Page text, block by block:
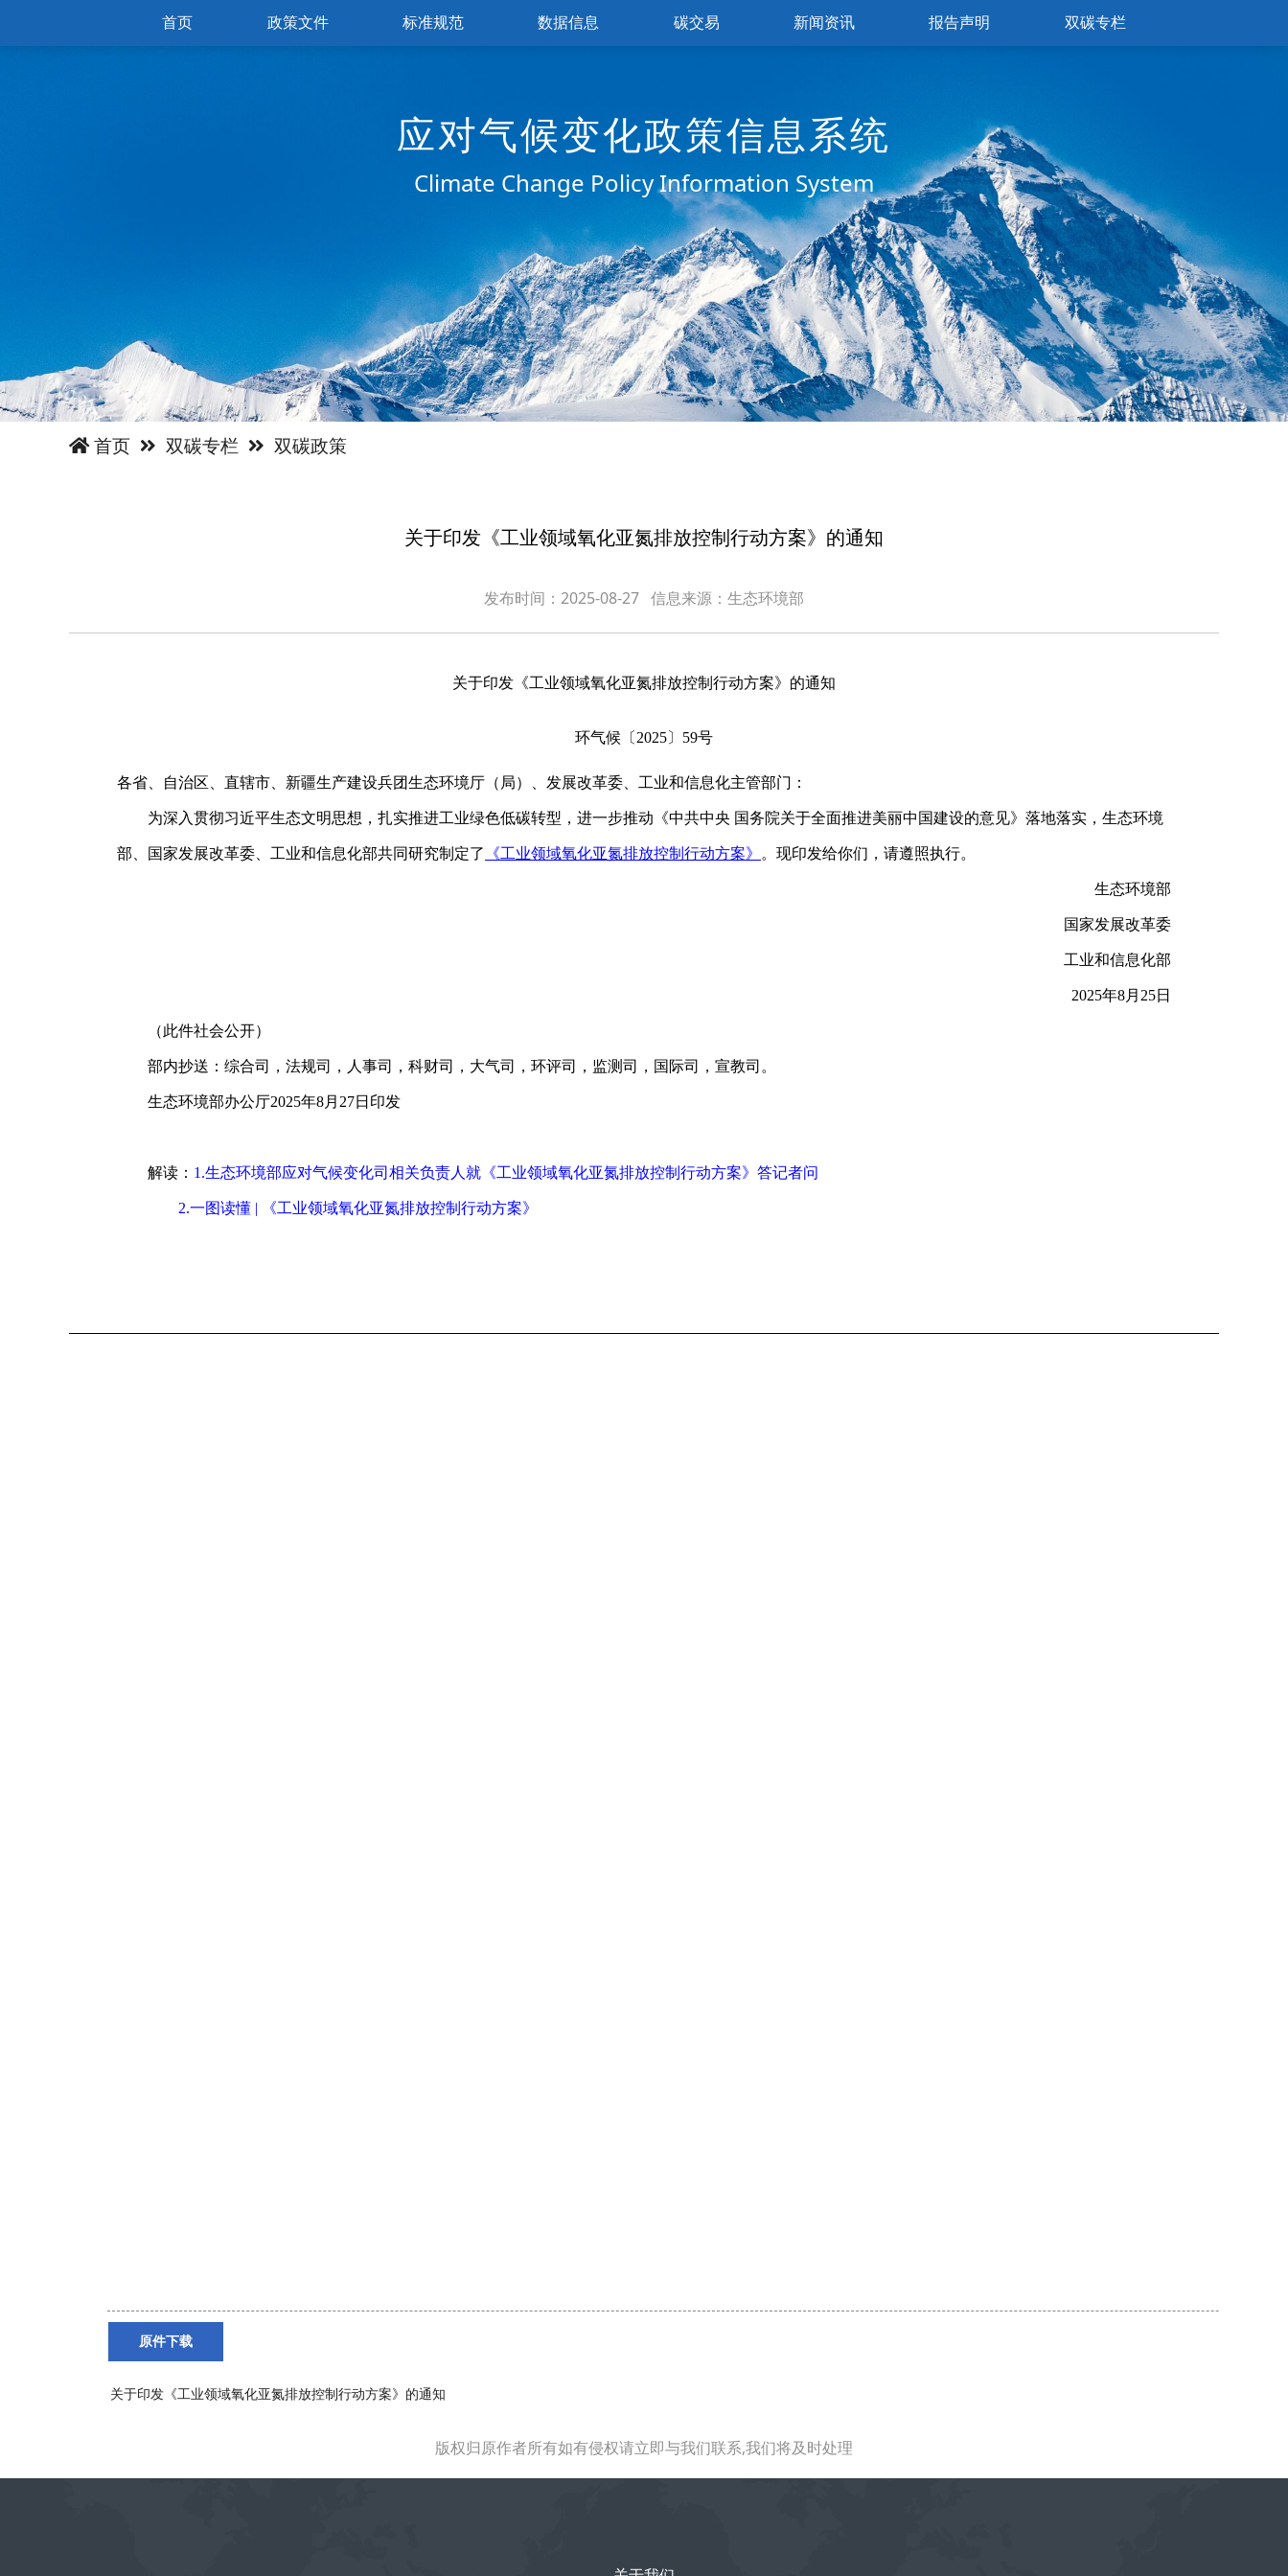
首页 政策文件 标准规范 数据信息 碳交易 新闻资讯 报告声明 双碳专栏
应对气候变化政策信息系统
Climate Change Policy Information System
首页 双碳专栏 双碳政策
关于印发《工业领域氧化亚氮排放控制行动方案》的通知
发布时间：2025-08-27 信息来源：生态环境部
关于印发《工业领域氧化亚氮排放控制行动方案》的通知
环气候〔2025〕59号
各省、自治区、直辖市、新疆生产建设兵团生态环境厅（局）、发展改革委、工业和信息化主管部门：
为深入贯彻习近平生态文明思想，扎实推进工业绿色低碳转型，进一步推动《中共中央 国务院关于全面推进美丽中国建设的意见》落地落实，生态环境
部、国家发展改革委、工业和信息化部共同研究制定了 《工业领域氧化亚氮排放控制行动方案》 。现印发给你们，请遵照执行。
生态环境部
国家发展改革委
工业和信息化部
2025年8月25日
（此件社会公开）
部内抄送：综合司，法规司，人事司，科财司，大气司，环评司，监测司，国际司，宣教司。
生态环境部办公厅2025年8月27日印发
解读： 1.生态环境部应对气候变化司相关负责人就《工业领域氧化亚氮排放控制行动方案》答记者问
2.一图读懂 | 《工业领域氧化亚氮排放控制行动方案》
原件下载
关于印发《工业领域氧化亚氮排放控制行动方案》的通知
版权归原作者所有如有侵权请立即与我们联系,我们将及时处理